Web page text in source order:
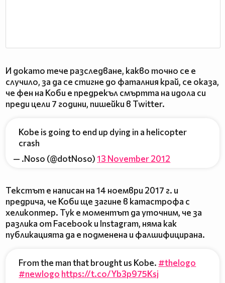
И докато тече разследване, какво точно се е
случило, за да се стигне до фаталния край, се оказа,
че фен на Коби е предрекъл смъртта на идола си
преди цели 7 години, пишейки в Twitter.
Kobe is going to end up dying in a helicopter
crash
— .Noso (@dotNoso)13 November 2012
Текстът е написан на 14 ноември 2017 г. и
предрича, че Коби ще загине в катастрофа с
хеликоптер. Тук е моментът да уточним, че за
разлика от Facebook и Instagram, няма как
публикацията да е подменена и фалшифицирана.
From the man that brought us Kobe. #thelogo
#newlogo https://t.co/Yb3p975Ksj